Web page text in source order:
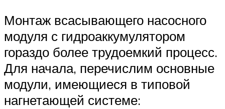
Монтаж всасывающего насосного
модуля с гидроаккумулятором
гораздо более трудоемкий процесс.
Для начала, перечислим основные
модули, имеющиеся в типовой
нагнетающей системе: